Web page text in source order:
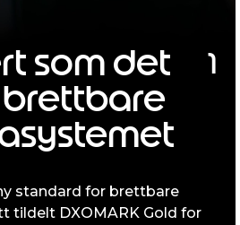
som det
1
standard for brettbare
tildelt DXOMARK Gold for